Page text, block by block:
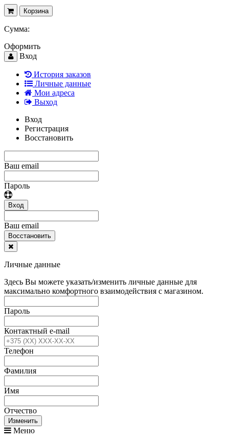
Корзина
Сумма:
Оформить
Вход
История заказов
Личные данные
Мои адреса
Выход
Вход
Регистрация
Восстановить
Ваш email
Пароль
Вход
Ваш email
Воcстановить
Личные данные
Здесь Вы можете указать/изменить личные данные для
максимально комфортного взаимодействия с магазином.
Пароль
Контактный e-mail
Телефон
Фамилия
Имя
Отчество
Изменить
Меню